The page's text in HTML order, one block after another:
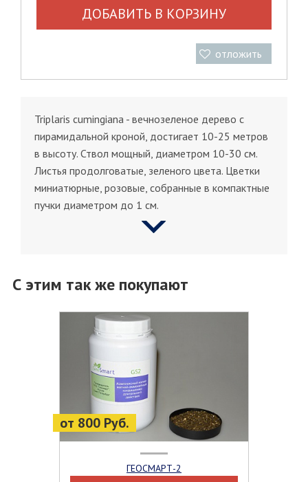
ДОБАВИТЬ В КОРЗИНУ
отложить
Triplaris cumingiana - вечнозеленое дерево с
пирамидальной кроной, достигает 10-25 метров
в высоту. Ствол мощный, диаметром 10-30 см.
Листья продолговатые, зеленого цвета. Цветки
миниатюрные, розовые, собранные в компактные
пучки диаметром до 1 см.
С этим так же покупают
от 800 Руб.
ГЕОСМАРТ-2